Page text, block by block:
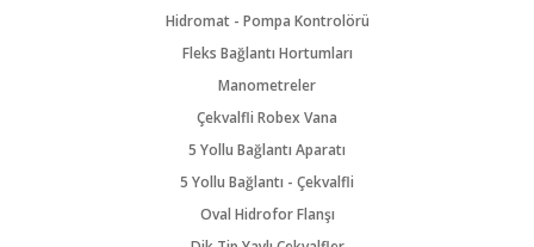
Hidromat - Pompa Kontrolörü
Fleks Bağlantı Hortumları
Manometreler
Çekvalfli Robex Vana
5 Yollu Bağlantı Aparatı
5 Yollu Bağlantı - Çekvalfli
Oval Hidrofor Flanşı